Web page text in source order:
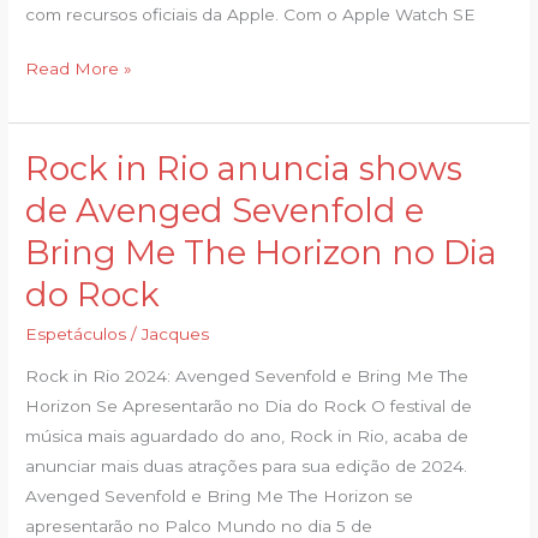
com recursos oficiais da Apple. Com o Apple Watch SE
Day
Amazon
Read More »
Rock in Rio anuncia shows
de Avenged Sevenfold e
Bring Me The Horizon no Dia
do Rock
Espetáculos /Jacques
Rock in Rio 2024: Avenged Sevenfold e Bring Me The
Horizon Se Apresentarão no Dia do Rock O festival de
música mais aguardado do ano, Rock in Rio, acaba de
anunciar mais duas atrações para sua edição de 2024.
Avenged Sevenfold e Bring Me The Horizon se
apresentarão no Palco Mundo no dia 5 de
Rock
Rio
anuncia
shows
de
Avenged Sevenfold
e
Bring
Me
The
Horizon
no